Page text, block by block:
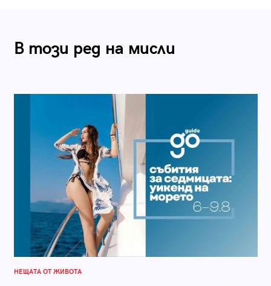
В този ред на мисли
НЕЩАТА ОТ ЖИВОТА